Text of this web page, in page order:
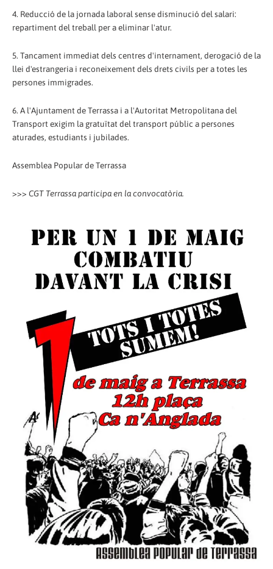
4. Reducció de la jornada laboral sense disminució del salari:
repartiment del treball per a eliminar l'atur.
5. Tancament immediat dels centres d'internament, derogació de la
llei d'estrangeria i reconeixement dels drets civils per a totes les
persones immigrades.
6. A l'Ajuntament de Terrassa i a l'Autoritat Metropolitana del
Transport exigim la gratuïtat del transport públic a persones
aturades, estudiants i jubilades.
Assemblea Popular de Terrassa
>>> CGT Terrassa participa en la convocatòria.